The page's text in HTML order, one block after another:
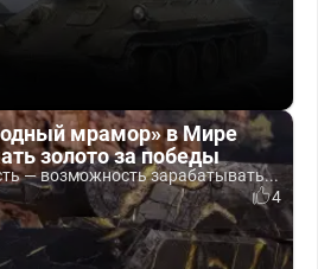
мрамор» в Мире
золото за победы
— возможность зарабатывать...
4